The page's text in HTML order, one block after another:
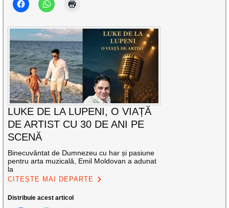
LUKE DE LA LUPENI, O VIAȚĂ
DE ARTIST CU 30 DE ANI PE
SCENĂ
Binecuvântat de Dumnezeu cu har și pasiune
pentru arta muzicală, Emil Moldovan a adunat
la
CITEȘTE MAI DEPARTE
Distribuie acest articol